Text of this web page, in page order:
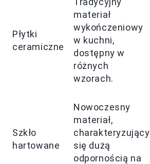
Płytki
ceramiczne
materiał
wykończeniowy
w kuchni,
dostępny w
różnych
wzorach.
Szkło
hartowane
Nowoczesny
materiał,
charakteryzujący
się dużą
odpornością na